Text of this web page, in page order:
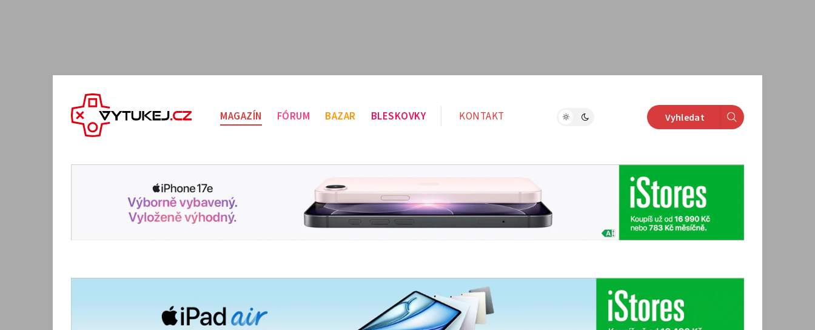
MAGAZÍN FÓRUM BAZAR BLESKOVKY KONTAKT Vyhledat